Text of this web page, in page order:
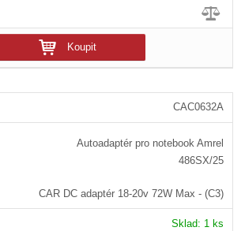
Koupit
CAC0632A
Autoadaptér pro notebook Amrel
486SX/25
CAR DC adaptér 18-20v 72W Max - (C3)
Sklad: 1 ks